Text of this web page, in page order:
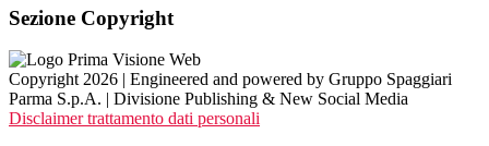
Sezione Copyright
Copyright 2026 | Engineered and powered by Gruppo Spaggiari
Parma S.p.A. | Divisione Publishing & New Social Media
Disclaimer trattamento dati personali